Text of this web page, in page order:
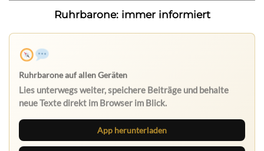
Ruhrbarone: immer informiert
Ruhrbarone auf allen Geräten
Lies unterwegs weiter, speichere Beiträge und behalte
neue Texte direkt im Browser im Blick.
App herunterladen